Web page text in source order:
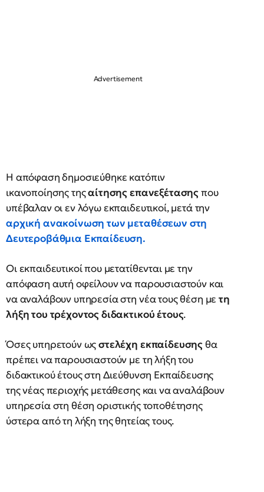
Η απόφαση δημοσιεύθηκε κατόπιν
ικανοποίησης τηςαίτησης επανεξέτασηςπου
υπέβαλαν οι εν λόγω εκπαιδευτικοί, μετά την
αρχική ανακοίνωση των μεταθέσεων στη
Δευτεροβάθμια Εκπαίδευση.
Οι εκπαιδευτικοί που μετατίθενται με την
απόφαση αυτή οφείλουν να παρουσιαστούν και
να αναλάβουν υπηρεσία στη νέα τους θέση μετη
λήξη του τρέχοντος διδακτικού έτους.
Όσες υπηρετούν ωςστελέχη εκπαίδευσηςθα
πρέπει να παρουσιαστούν με τη λήξη του
διδακτικού έτους στη Διεύθυνση Εκπαίδευσης
της νέας περιοχής μετάθεσης και να αναλάβουν
υπηρεσία στη θέση οριστικής τοποθέτησης
ύστερα από τη λήξη της θητείας τους.